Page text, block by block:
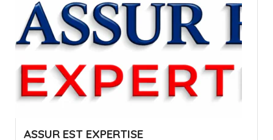
ASSUR EST EXPERTISE